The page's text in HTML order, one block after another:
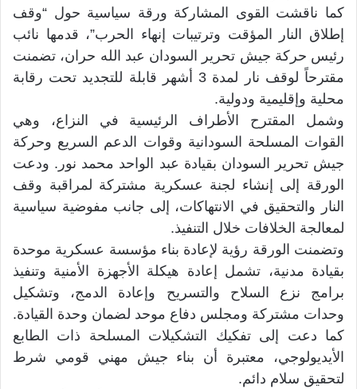
كما ناقشت القوى المشاركة ورقة سياسية حول “وقف
إطلاق النار المؤقت وترتيبات إنهاء الحرب”، قدمها نائب
رئيس حركة جيش تحرير السودان عبد الله حران، تضمنت
مقترحاً لوقف نار لمدة 3 أشهر قابلة للتجديد تحت رقابة
محلية وإقليمية ودولية.
وشمل المقترح الأطراف الرئيسية في النزاع، وهي
القوات المسلحة السودانية وقوات الدعم السريع وحركة
جيش تحرير السودان بقيادة عبد الواحد محمد نور. ودعت
الورقة إلى إنشاء لجنة عسكرية مشتركة لمراقبة وقف
النار والتحقيق في الانتهاكات، إلى جانب مفوضية سياسية
لمعالجة الخلافات خلال التنفيذ.
وتضمنت الورقة رؤية لإعادة بناء مؤسسة عسكرية موحدة
بقيادة مدنية، تشمل إعادة هيكلة الأجهزة الأمنية وتنفيذ
برامج نزع السلاح والتسريح وإعادة الدمج، وتشكيل
وحدات مشتركة ومجلس دفاع موحد لضمان وحدة القيادة.
كما دعت إلى تفكيك التشكيلات المسلحة ذات الطابع
الأيديولوجي، معتبرة أن بناء جيش مهني قومي شرط
لتحقيق سلام دائم.